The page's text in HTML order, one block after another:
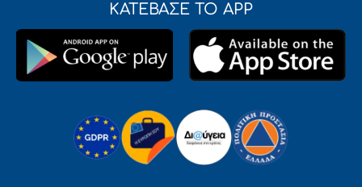
ΚΑΤΕΒΑΣΕ ΤΟ APP